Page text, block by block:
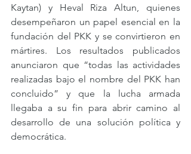
Kaytan) y Heval Riza Altun, quienes
desempeñaron un papel esencial en la
fundación del PKK y se convirtieron en
mártires. Los resultados publicados
anunciaron que “todas las actividades
realizadas bajo el nombre del PKK han
concluido” y que la lucha armada
llegaba a su fin para abrir camino al
desarrollo de una solución política y
democrática.